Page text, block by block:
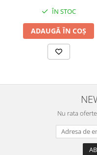
ÎN STOC
ADAUGĂ ÎN COȘ
Nu rata